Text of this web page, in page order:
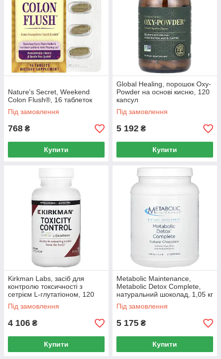
Nature's Secret, Weekend
Colon Flush®, 16 таблеток
Під замовлення
768 ₴
Купити
Global Healing, порошок Oxy-
Powder на основі кисню, 120
капсул
Під замовлення
5 192 ₴
Купити
Kirkman Labs, засіб для
контролю токсичності з
сетрієм L-глутатіоном, 120
капсул
Під замовлення
4 106 ₴
Купити
Metabolic Maintenance,
Metabolic Detox Complete,
натуральний шоколад, 1,05 кг
(2,3 фунта)
Під замовлення
5 175 ₴
Купити